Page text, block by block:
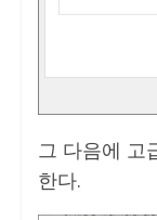
그 다음에 고
한다.